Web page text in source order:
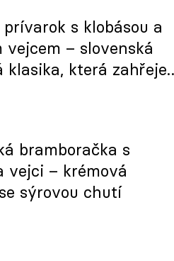
prívarok s klobásou a
vejcem – slovenská
klasika, která zahřeje
bramboračka s
vejci – krémová
sýrovou chutí